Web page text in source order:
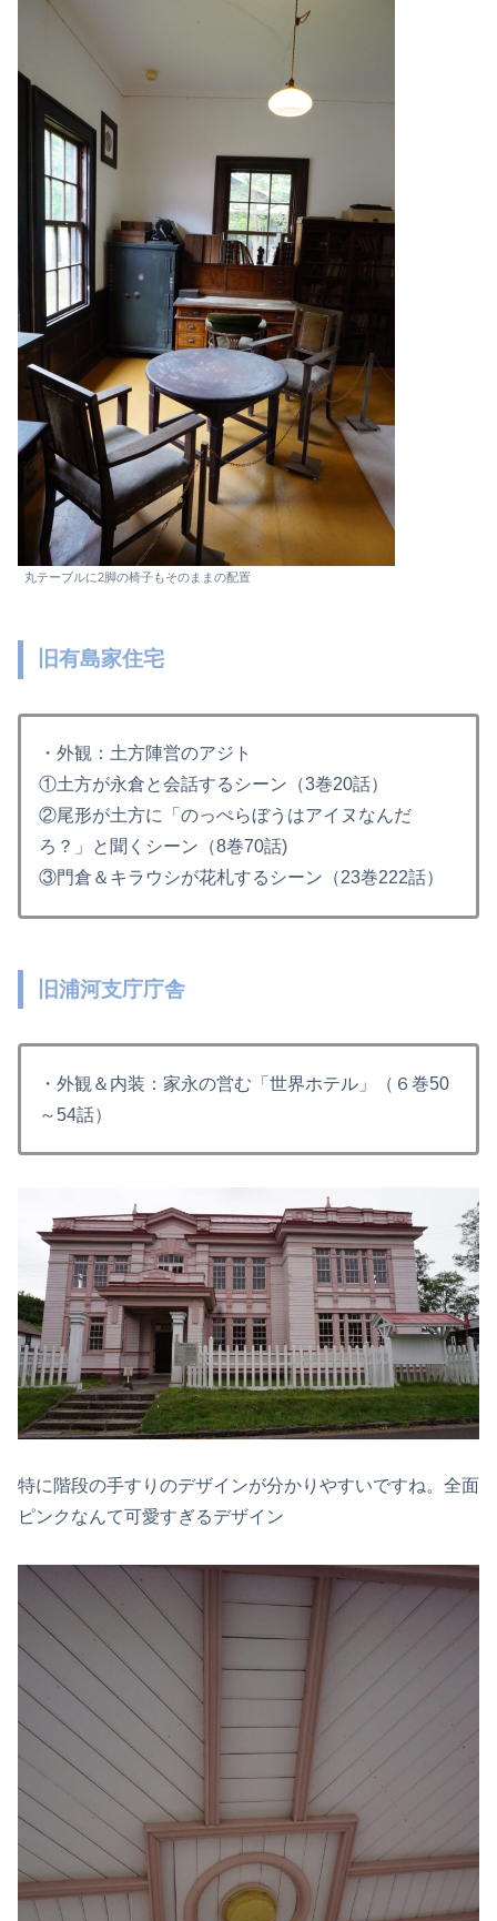
丸テーブルに2脚の椅子もそのままの配置
旧有島家住宅
・外観：土方陣営のアジト
①土方が永倉と会話するシーン（3巻20話）
②尾形が土方に「のっぺらぼうはアイヌなんだ
ろ？」と聞くシーン（8巻70話)
③門倉＆キラウシが花札するシーン（23巻222話）
旧浦河支庁庁舎
・外観＆内装：家永の営む「世界ホテル」（６巻50
～54話）
特に階段の手すりのデザインが分かりやすいですね。全面
ピンクなんて可愛すぎるデザイン